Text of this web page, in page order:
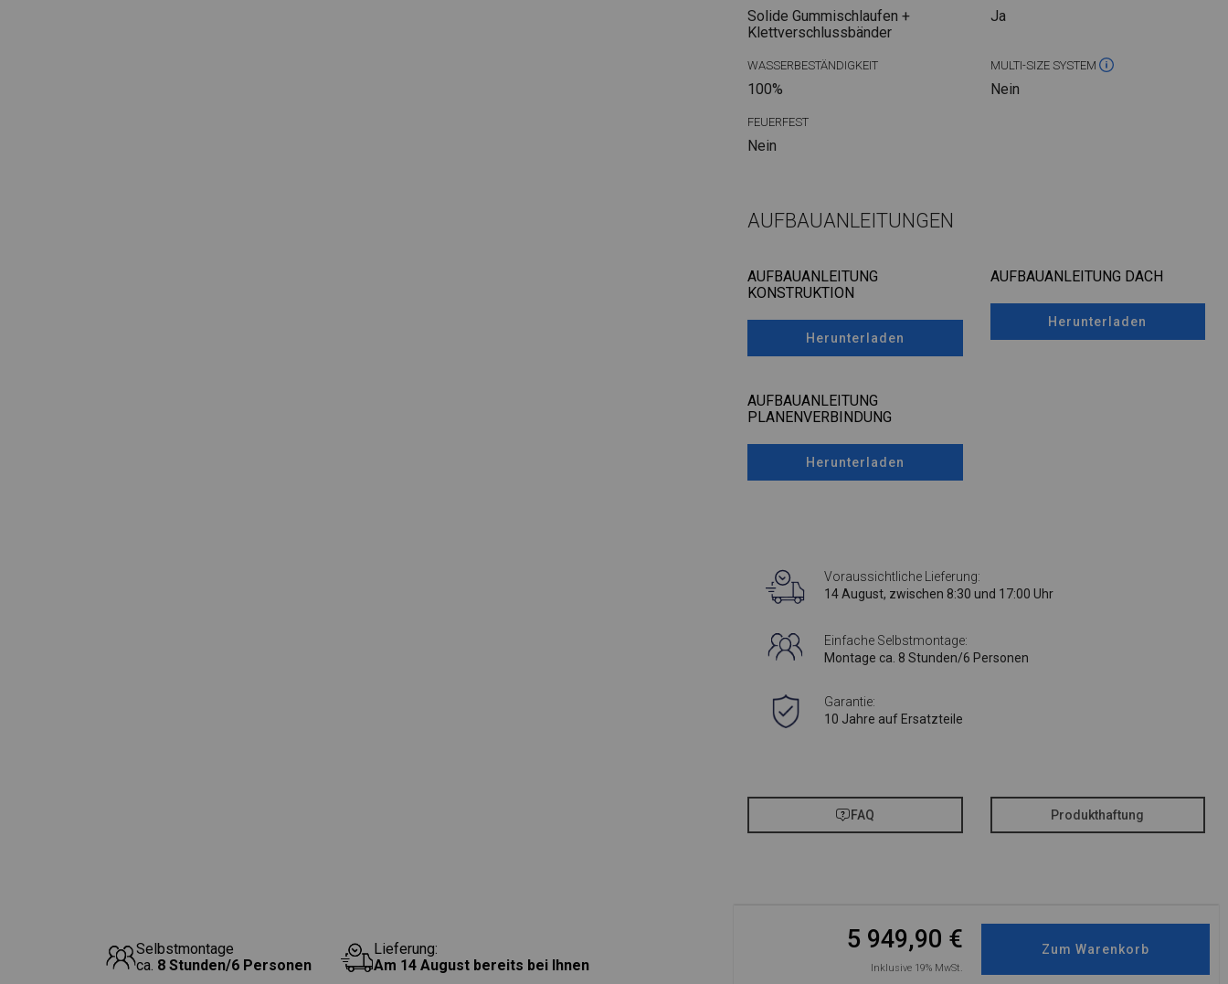
Selbstmontage
ca. 8 Stunden/6 Personen
Lieferung:
Am 14 August bereits bei Ihnen
Solide Gummischlaufen +
Klettverschlussbänder
Ja
WASSERBESTÄNDIGKEIT
100%
MULTI-SIZE SYSTEM
Nein
FEUERFEST
Nein
AUFBAUANLEITUNGEN
AUFBAUANLEITUNG
KONSTRUKTION
Herunterladen
AUFBAUANLEITUNG DACH
Herunterladen
AUFBAUANLEITUNG
PLANENVERBINDUNG
Herunterladen
Voraussichtliche Lieferung:
14 August, zwischen 8:30 und 17:00 Uhr
Einfache Selbstmontage:
Montage ca. 8 Stunden/6 Personen
Garantie:
10 Jahre auf Ersatzteile
FAQ Produkthaftung
5 949,90 €
Inklusive 19% MwSt.